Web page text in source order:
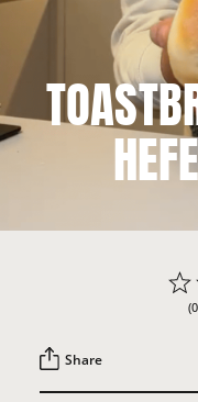
Share